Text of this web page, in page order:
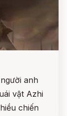
anh
vật Azhi
chiến